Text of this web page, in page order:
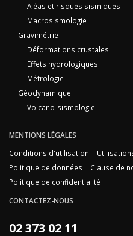
Aléas et risques sismiques
Macrosismologie
Gravimétrie
Déformations crustales
Effets hydrologiques
Métrologie
Géodynamique
Volcano-sismologie
MENTIONS LÉGALES
Conditions d'utilisation
Politique de données
Clause de
Politique de confidentialité
CONTACTEZ-NOUS
02 373 02 11